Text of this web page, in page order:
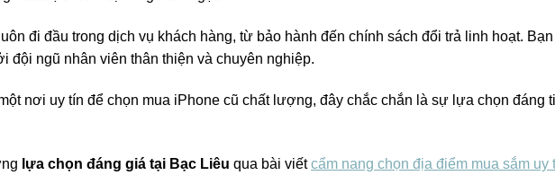
đi đầu trong dịch vụ khách hàng, từ bảo hành đến chính sách đổi trả linh hoạt. Bạn
đội ngũ nhân viên thân thiện và chuyên nghiệp.
nơi uy tín để chọn mua iPhone cũ chất lượng, đây chắc chắn là sự lựa chọn đáng
lựa chọn đáng giá tại Bạc Liêu qua bài viếtcẩm nang chọn địa điểm mua sắm uy